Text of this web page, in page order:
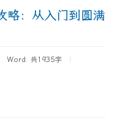
略：从入门到圆满
Word: 共1935字